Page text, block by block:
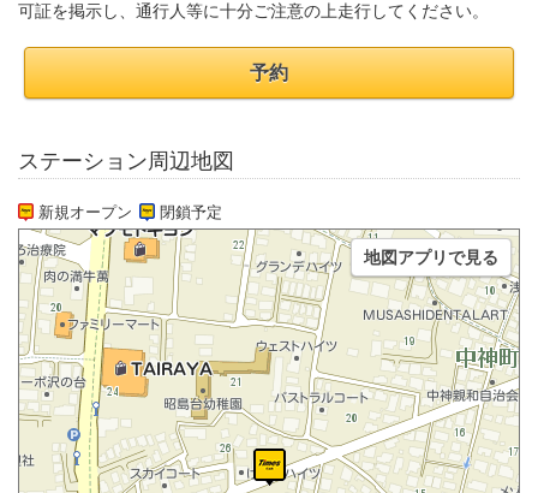
可証を掲示し、通行人等に十分ご注意の上走行してください。
予約
ステーション周辺地図
新規オープン 閉鎖予定
地図アプリで見る